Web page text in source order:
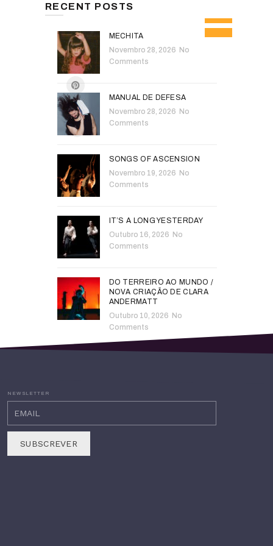
RECENT POSTS
MECHITA
Novembro 28, 2026 No
Comments
MANUAL DE DEFESA
Novembro 28, 2026 No
Comments
SONGS OF ASCENSION
Novembro 19, 2026 No
Comments
IT’S A LONG YESTERDAY
Outubro 16, 2026 No
Comments
DO TERREIRO AO MUNDO /
NOVA CRIAÇÃO DE CLARA
ANDERMATT
Outubro 10, 2026 No
Comments
NEWSLETTER